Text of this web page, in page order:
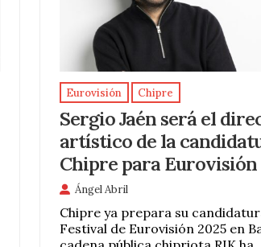
Eurovisión Chipre
Sergio Jaén será el
artístico de la
Chipre para Eurovisión
Ángel Abril
Chipre ya prepara su
Festival de Eurovisión 2025 en